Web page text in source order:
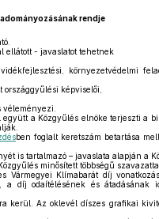
rendje
ellátott - javaslatot tehetnek
környezetvédelmi
képviselői,
a Közgyűlés elnöke terjeszti a
ben foglalt keretszám betartása
is tartalmazó – javaslata alapján a
minősített többségű
Klímabarát díj
a díj odaítélésének és átadásának
kerül. Az oklevél díszes grafikai